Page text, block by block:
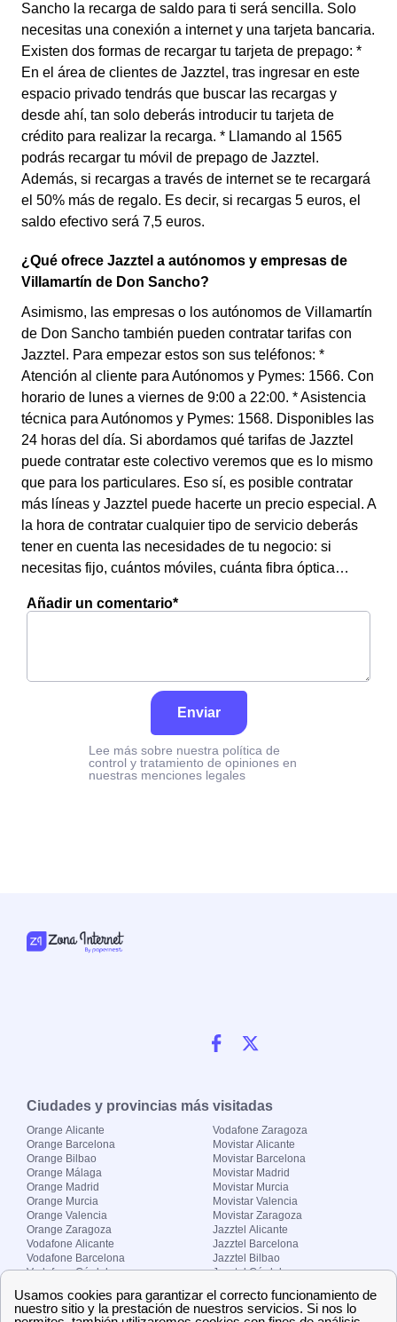
Sancho la recarga de saldo para ti será sencilla. Solo
necesitas una conexión a internet y una tarjeta bancaria.
Existen dos formas de recargar tu tarjeta de prepago: *
En el área de clientes de Jazztel, tras ingresar en este
espacio privado tendrás que buscar las recargas y
desde ahí, tan solo deberás introducir tu tarjeta de
crédito para realizar la recarga. * Llamando al 1565
podrás recargar tu móvil de prepago de Jazztel.
Además, si recargas a través de internet se te recargará
el 50% más de regalo. Es decir, si recargas 5 euros, el
saldo efectivo será 7,5 euros.
¿Qué ofrece Jazztel a autónomos y empresas de
Villamartín de Don Sancho?
Asimismo, las empresas o los autónomos de Villamartín
de Don Sancho también pueden contratar tarifas con
Jazztel. Para empezar estos son sus teléfonos: *
Atención al cliente para Autónomos y Pymes: 1566. Con
horario de lunes a viernes de 9:00 a 22:00. * Asistencia
técnica para Autónomos y Pymes: 1568. Disponibles las
24 horas del día. Si abordamos qué tarifas de Jazztel
puede contratar este colectivo veremos que es lo mismo
que para los particulares. Eso sí, es posible contratar
más líneas y Jazztel puede hacerte un precio especial. A
la hora de contratar cualquier tipo de servicio deberás
tener en cuenta las necesidades de tu negocio: si
necesitas fijo, cuántos móviles, cuánta fibra óptica…
Añadir un comentario*
Enviar
Lee más sobre nuestra política de
control y tratamiento de opiniones en
nuestras menciones legales
Ciudades y provincias más visitadas
Orange Alicante
Orange Barcelona
Orange Bilbao
Orange Málaga
Orange Madrid
Orange Murcia
Orange Valencia
Orange Zaragoza
Vodafone Alicante
Vodafone Barcelona
Vodafone Córdoba
Vodafone Madrid
Vodafone Murcia
Vodafone Zaragoza
Movistar Alicante
Movistar Barcelona
Movistar Madrid
Movistar Murcia
Movistar Valencia
Movistar Zaragoza
Jazztel Alicante
Jazztel Barcelona
Jazztel Bilbao
Jazztel Córdoba
Jazztel Málaga
Jazztel Valencia